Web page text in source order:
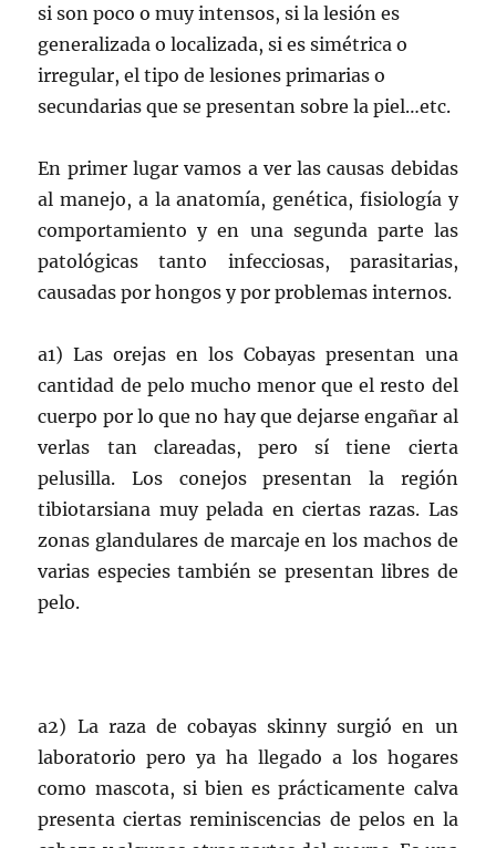
si son poco o muy intensos, si la lesión es
generalizada o localizada, si es simétrica o
irregular, el tipo de lesiones primarias o
secundarias que se presentan sobre la piel…etc.
En primer lugar vamos a ver las causas debidas
al manejo, a la anatomía, genética, fisiología y
comportamiento y en una segunda parte las
patológicas tanto infecciosas, parasitarias,
causadas por hongos y por problemas internos.
a1) Las orejas en los Cobayas presentan una
cantidad de pelo mucho menor que el resto del
cuerpo por lo que no hay que dejarse engañar al
verlas tan clareadas, pero sí tiene cierta
pelusilla. Los conejos presentan la región
tibiotarsiana muy pelada en ciertas razas. Las
zonas glandulares de marcaje en los machos de
varias especies también se presentan libres de
pelo.
a2) La raza de cobayas skinny surgió en un
laboratorio pero ya ha llegado a los hogares
como mascota, si bien es prácticamente calva
presenta ciertas reminiscencias de pelos en la